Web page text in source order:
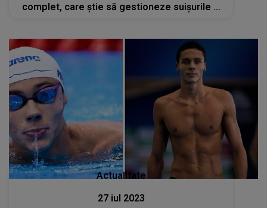
complet, care știe să gestioneze suișurile și
Actualitate
27 iul 2023